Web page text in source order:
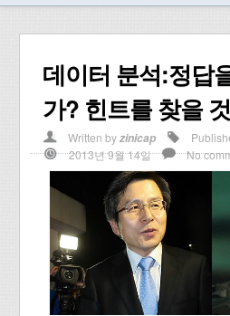
데이터 분석:정답
가? 힌트를 찾을
Written byzinicap
2013년 9월 14일
No